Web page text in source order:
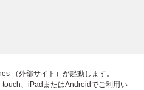
（外部サイト）が起動します。
touch、iPadまたはAndroidでご利用い